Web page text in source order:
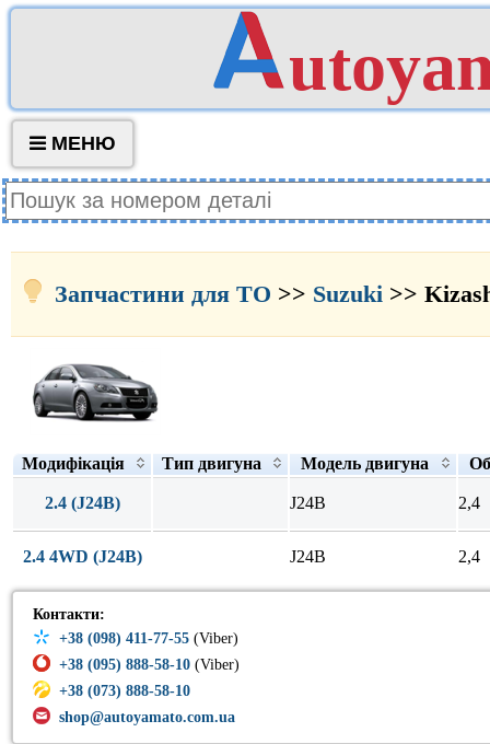
МЕНЮ
Запчастини для ТО >> Suzuki >>
Модифікація Тип двигуна Модель двигуна
2.4 (J24B) J24B 2,4
2.4 4WD (J24B) J24B 2,4
Контакти:
+38 (098) 411-77-55 (Viber)
+38 (095) 888-58-10 (Viber)
+38 (073) 888-58-10
shop@autoyamato.com.ua